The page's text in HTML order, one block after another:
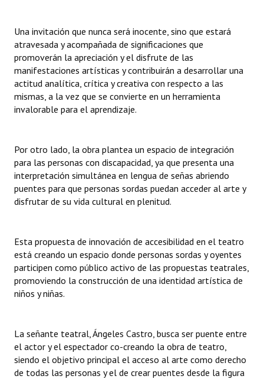
Una invitación que nunca será inocente, sino que estará
atravesada y acompañada de significaciones que
promoverán la apreciación y el disfrute de las
manifestaciones artísticas y contribuirán a desarrollar una
actitud analítica, crítica y creativa con respecto a las
mismas, a la vez que se convierte en un herramienta
invalorable para el aprendizaje.
Por otro lado, la obra plantea un espacio de integración
para las personas con discapacidad, ya que presenta una
interpretación simultánea en lengua de señas abriendo
puentes para que personas sordas puedan acceder al arte y
disfrutar de su vida cultural en plenitud.
Esta propuesta de innovación de accesibilidad en el teatro
está creando un espacio donde personas sordas y oyentes
participen como público activo de las propuestas teatrales,
promoviendo la construcción de una identidad artística de
niños y niñas.
La señante teatral, Ángeles Castro, busca ser puente entre
el actor y el espectador co-creando la obra de teatro,
siendo el objetivo principal el acceso al arte como derecho
de todas las personas y el de crear puentes desde la figura